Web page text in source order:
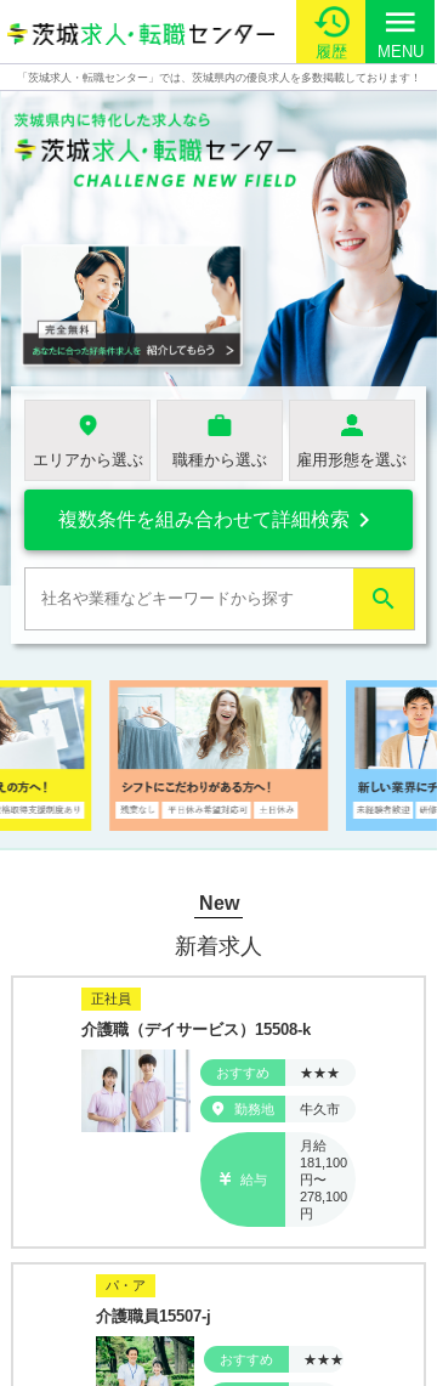
履歴
menu
MENU
「茨城求人・転職センター」では、茨城県内の優良求人を多数掲載しております！
エリアから選ぶ 職種から選ぶ 雇用形態を選ぶ
複数条件を組み合わせて詳細検索 

New
新着求人
正社員
介護職（デイサービス）15508-k
おすすめ ★★★
勤務地 牛久市
給与
月給
181,100
円〜
278,100
円
パ・ア
介護職員15507-j
おすすめ ★★★